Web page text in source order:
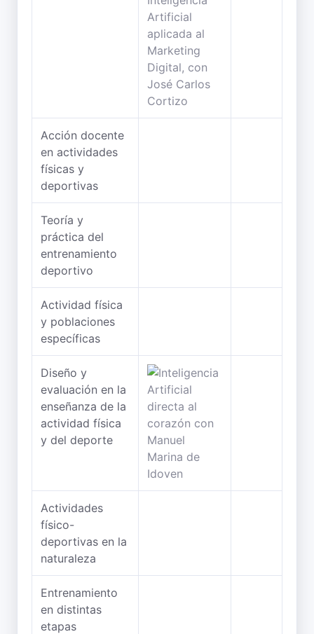
Acción docente
en actividades
físicas y
deportivas
Teoría y
práctica del
entrenamiento
deportivo
Actividad física
y poblaciones
específicas
Diseño y
evaluación en la
enseñanza de la
actividad física
y del deporte
Actividades
físico-
deportivas en la
naturaleza
Entrenamiento
en distintas
etapas